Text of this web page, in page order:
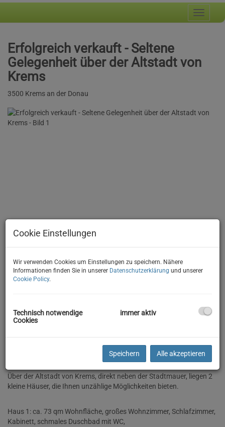
Erfolgreich verkauft - Seltene
Gelegenheit über der Altstadt von
Krems
3500 Krems an der Donau
Über der Altstadt von Krems, direkt neben der Stadtmauer, liegen 2
kleine Häuser, die Ihnen unzählige Möglichkeiten bieten.
Haus 1: ca. 73 qm Wohnfläche, großes Wohnzimmer, Schlafzimmer,
Kabinett, schmales Duschbad mit WC,
Cookie Einstellungen
Wir verwenden Cookies um Einstellungen zu speichern. Nähere
Informationen finden Sie in unserer Datenschutzerklärung und unserer
Cookie Policy.
Technisch notwendige
Cookies
immer aktiv
Speichern Alle akzeptieren